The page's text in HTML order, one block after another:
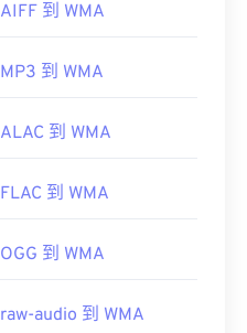
AIFF 到 WMA
MP3 到 WMA
ALAC 到 WMA
FLAC 到 WMA
OGG 到 WMA
raw-audio 到 WMA